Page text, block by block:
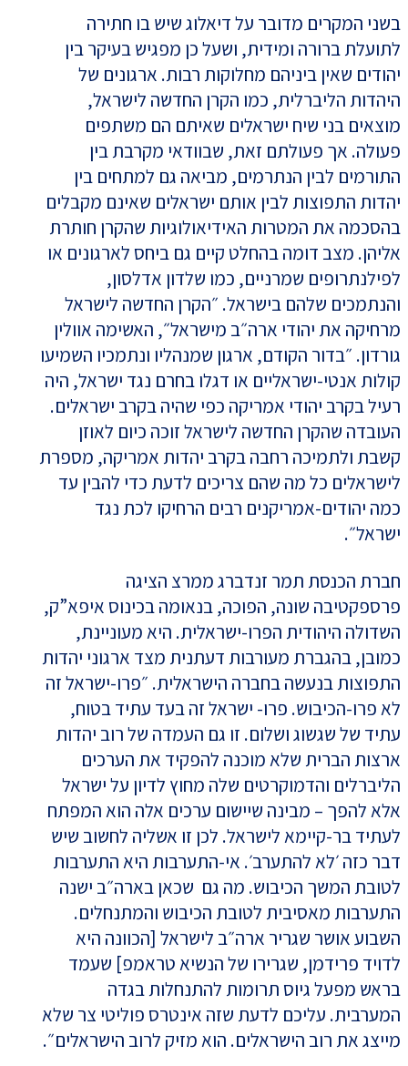
בשני המקרים מדובר על דיאלוג שיש בו חתירה
לתועלת ברורה ומידית, ושעל כן מפגיש בעיקר בין
יהודים שאין ביניהם מחלוקות רבות. ארגונים של
היהדות הליברלית, כמו הקרן החדשה לישראל,
מוצאים בני שיח ישראלים שאיתם הם משתפים
פעולה. אך פעולתם זאת, שבוודאי מקרבת בין
התורמים לבין הנתרמים, מביאה גם למתחים בין
יהדות התפוצות לבין אותם ישראלים שאינם מקבלים
בהסכמה את המטרות האידיאולוגיות שהקרן חותרת
אליהן. מצב דומה בהחלט קיים גם ביחס לארגונים או
לפילנתרופים שמרניים, כמו שלדון אדלסון,
והנתמכים שלהם בישראל. ״הקרן החדשה לישראל
מרחיקה את יהודי ארה״ב מישראל״, האשימה אוולין
גורדון. ״בדור הקודם, ארגון שמנהליו ונתמכיו השמיעו
קולות אנטי-ישראליים או דגלו בחרם נגד ישראל, היה
רעיל בקרב יהודי אמריקה כפי שהיה בקרב ישראלים.
העובדה שהקרן החדשה לישראל זוכה כיום לאוזן
קשבת ולתמיכה רחבה בקרב יהדות אמריקה, מספרת
לישראלים כל מה שהם צריכים לדעת כדי להבין עד
כמה יהודים-אמריקנים רבים הרחיקו לכת נגד
ישראל״.
חברת הכנסת תמר זנדברג ממרצ הציגה
פרספקטיבה שונה, הפוכה, בנאומה בכינוס איפא”ק,
השדולה היהודית הפרו-ישראלית. היא מעוניינת,
כמובן, בהגברת מעורבות דעתנית מצד ארגוני יהדות
התפוצות בנעשה בחברה הישראלית. ״פרו-ישראל זה
לא פרו-הכיבוש. פרו- ישראל זה בעד עתיד בטוח,
עתיד של שגשוג ושלום. זו גם העמדה של רוב יהדות
ארצות הברית שלא מוכנה להפקיד את הערכים
הליברלים והדמוקרטים שלה מחוץ לדיון על ישראל
אלא להפך – מבינה שיישום ערכים אלה הוא המפתח
לעתיד בר-קיימא לישראל. לכן זו אשליה לחשוב שיש
דבר כזה ׳לא להתערב׳. אי-התערבות היא התערבות
לטובת המשך הכיבוש. מה גם שכאן בארה״ב ישנה
התערבות מאסיבית לטובת הכיבוש והמתנחלים.
השבוע אושר שגריר ארה״ב לישראל [הכוונה היא
לדויד פרידמן, שגרירו של הנשיא טראמפ] שעמד
בראש מפעל גיוס תרומות להתנחלות בגדה
המערבית. עליכם לדעת שזה אינטרס פוליטי צר שלא
מייצג את רוב הישראלים. הוא מזיק לרוב הישראלים״.